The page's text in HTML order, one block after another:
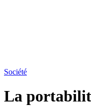
Société
La